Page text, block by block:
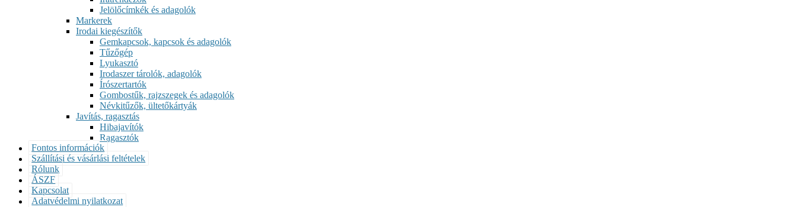
Jelölőcímkék és adagolók
Markerek
Irodai kiegészítők
Gemkapcsok, kapcsok és adagolók
Tűzőgép
Lyukasztó
Irodaszer tárolók, adagolók
Írószertartók
Gombostűk, rajzszegek és adagolók
Névkitűzők, ültetőkártyák
Javítás, ragasztás
Hibajavítók
Ragasztók
Fontos információk
Szállítási és vásárlási feltételek
Rólunk
ÁSZF
Kapcsolat
Adatvédelmi nyilatkozat